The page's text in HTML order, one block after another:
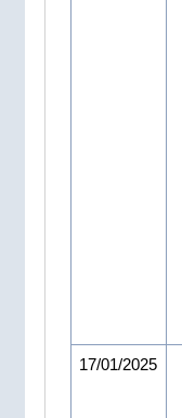
17/01/2025